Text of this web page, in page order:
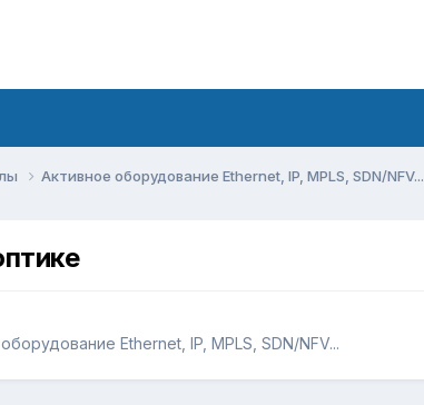
Активное оборудование Ethernet, IP, MPLS, SDN/NFV...
Ethernet, IP, MPLS, SDN/NFV...